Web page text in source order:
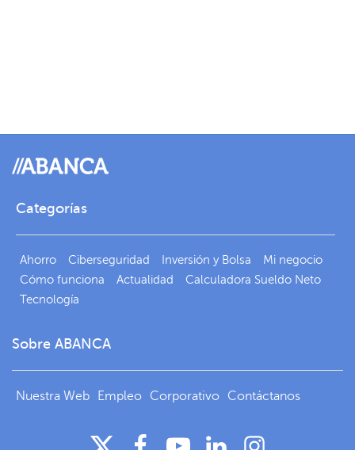
Categorías
Ahorro Ciberseguridad Inversión y Bolsa
Mi negocio
Cómo funciona
Actualidad
Calculadora Sueldo Neto
Tecnología
Sobre ABANCA
Nuestra Web Empleo Corporativo Contáctanos